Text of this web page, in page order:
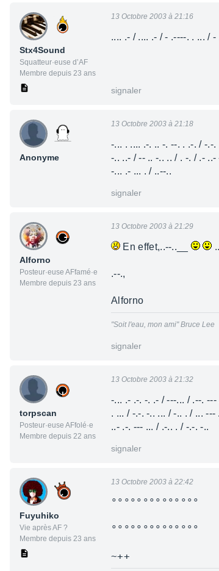
Stx4Sound
Squatteur·euse d’AF
Membre depuis 23 ans
13 Octobre 2003 à 21:16
.... .- / .... .- / - .----. . ... /
signaler
Anonyme
13 Octobre 2003 à 21:18
-... . .... .-. .. -. --. . .-. / -.-
-.. ..- / -- .. -.. .. / . -. / .-
-... .- ... . / ..--..
signaler
Alforno
Posteur·euse AFfamé·e
Membre depuis 23 ans
13 Octobre 2003 à 21:29
En effet,..--..__
.--.,
Alforno
"Soit l'eau, mon ami" Bruce Lee
signaler
torpscan
Posteur·euse AFfolé·e
Membre depuis 22 ans
13 Octobre 2003 à 21:32
-... .- .-. -. .- / ---... / .--.
. ... / -.-. -.. ... / -.. . / ...
..- .-. --- ... / .-.. . / -.-. -..
signaler
Fuyuhiko
Vie après AF ?
Membre depuis 23 ans
13 Octobre 2003 à 22:42
°°°°°°°°°°°°°°
°°°°°°°°°°°°°°
~++